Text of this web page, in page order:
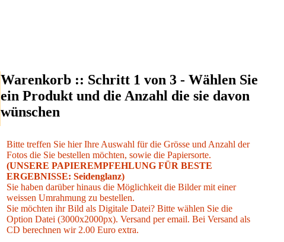
Warenkorb :: Schritt 1 von 3 - Wählen Sie
ein Produkt und die Anzahl die sie davon
wünschen
Bitte treffen Sie hier Ihre Auswahl für die Grösse und Anzahl der
Fotos die Sie bestellen möchten, sowie die Papiersorte.
(UNSERE PAPIEREMPFEHLUNG FÜR BESTE
ERGEBNISSE: Seidenglanz)
Sie haben darüber hinaus die Möglichkeit die Bilder mit einer
weissen Umrahmung zu bestellen.
Sie möchten ihr Bild als Digitale Datei? Bitte wählen Sie die
Option Datei (3000x2000px). Versand per email. Bei Versand als
CD berechnen wir 2.00 Euro extra.